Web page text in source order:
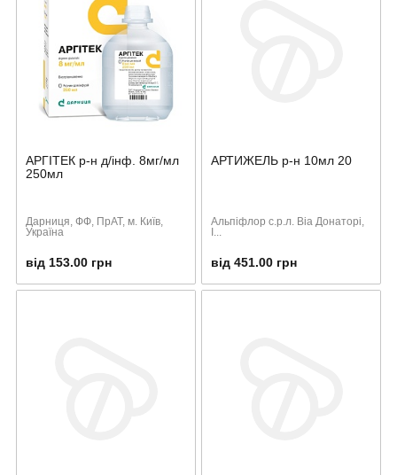
АРГІТЕК р-н д/інф. 8мг/мл
250мл
Дарниця, ФФ, ПрАТ, м. Київ,
Україна
від 153.00 грн
АРТИЖЕЛЬ р-н 10мл 20
Альпіфлор с.р.л. Віа Донаторі,
І...
від 451.00 грн